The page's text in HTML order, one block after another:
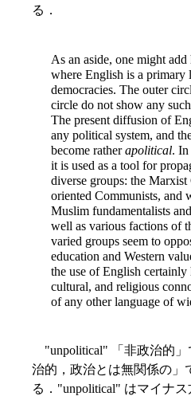
る．
As an aside, one might
where English is a primary
democracies. The outer
circle do not show any
The present diffusion of
any political system, and
become ratherapolitical. In
it is used as a tool for
diverse groups: the
oriented Communists, and
Muslim fundamentalists
well as various factions of
varied groups seem to
education and Western
the use of English
cultural, and religious
of any other language of
"unpolitical" 「非政治的」
治的，政治とは無関係の」
る．"unpolitical" はマイナ